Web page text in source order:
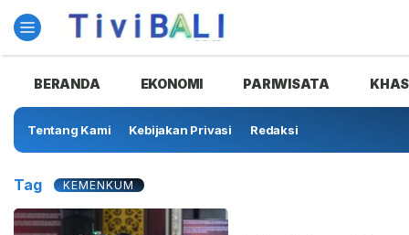
BERANDA
EKONOMI PARIWISATA
Tentang Kami Kebijakan Privasi Redaksi
Tag KEMENKUM